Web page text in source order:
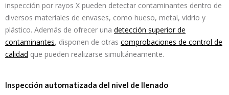
inspección por rayos X pueden detectar contaminantes dentro de
diversos materiales de envases, como hueso, metal, vidrio y
plástico. Además de ofrecer una detección superior de
contaminantes, disponen de otras comprobaciones de control de
calidad que pueden realizarse simultáneamente.
Inspección automatizada del nivel de llenado